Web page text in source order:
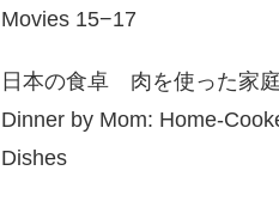
Movies 15−17
日本の食卓 肉を使った家
Dinner by Mom: Home-
Dishes